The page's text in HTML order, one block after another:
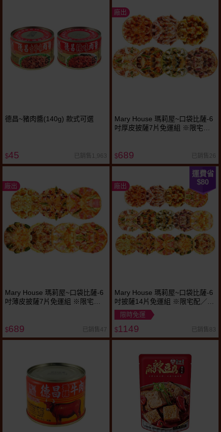
德昌~豬肉醬(140g) 款式可選
$45 已銷售1,963
廠出
Mary House 瑪莉屋~口袋比薩-6
吋厚皮披薩7片免運組 ※限宅配
$689 已銷售26
廠出
Mary House 瑪莉屋~口袋比薩-6
吋薄皮披薩7片免運組 ※限宅配
$689 已銷售47
廠出
運費省
$80
Mary House 瑪莉屋~口袋比薩-6
吋披薩14片免運組 ※限宅配／無
貨到付款
限時免運
$1149 已銷售83